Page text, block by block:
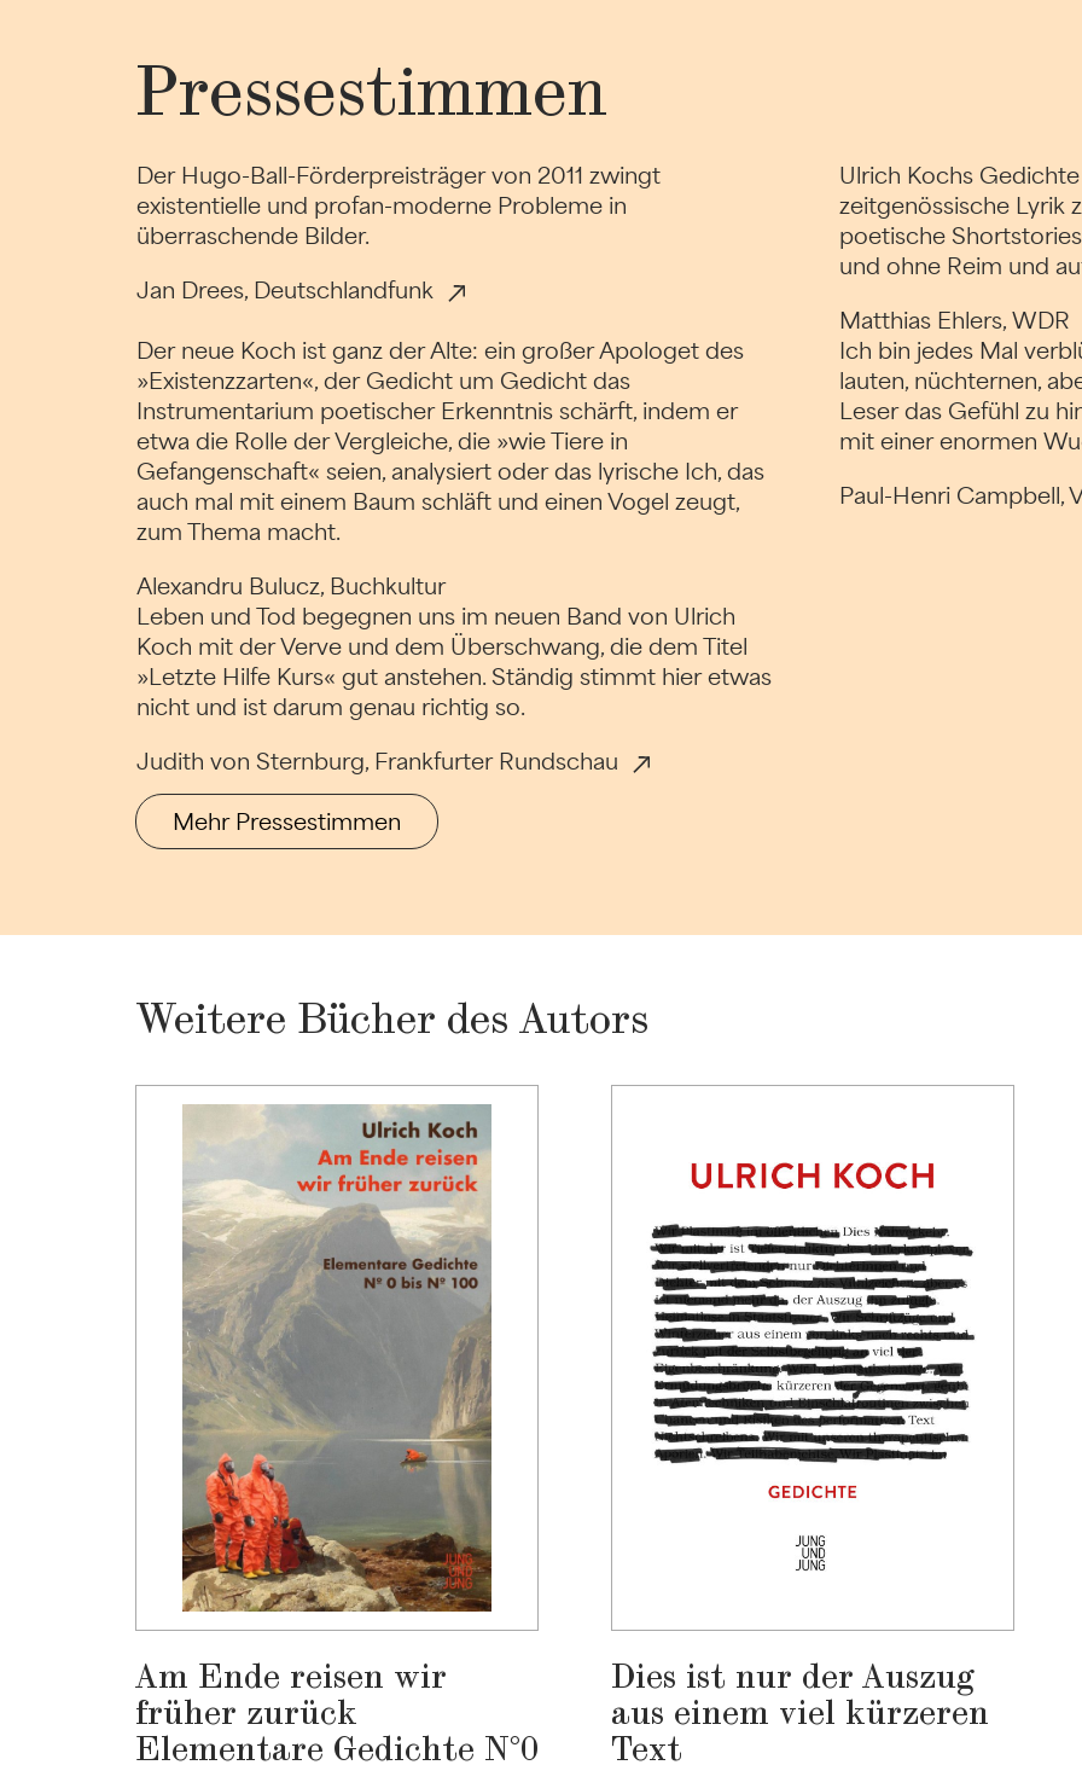
Pressestimmen
Der Hugo-Ball-Förderpreisträger von 2011 zwingt
existentielle und profan-moderne Probleme in
überraschende Bilder.
Jan Drees, Deutschlandfunk
Ulrich Kochs
zeitgenössische Lyrik
poetische
und ohne Reim und
Matthias Ehlers, WDR
Der neue Koch ist ganz der Alte: ein großer Apologet des
»Existenzzarten«, der Gedicht um Gedicht das
Instrumentarium poetischer Erkenntnis schärft, indem er
etwa die Rolle der Vergleiche, die »wie Tiere in
Gefangenschaft« seien, analysiert oder das lyrische Ich, das
auch mal mit einem Baum schläft und einen Vogel zeugt,
zum Thema macht.
Alexandru Bulucz, Buchkultur
Ich bin jedes Mal
lauten, nüchternen,
Leser das Gefühl zu
mit einer enormen
Paul-Henri Campbell,
Leben und Tod begegnen uns im neuen Band von Ulrich
Koch mit der Verve und dem Überschwang, die dem Titel
»Letzte Hilfe Kurs« gut anstehen. Ständig stimmt hier etwas
nicht und ist darum genau richtig so.
Judith von Sternburg, Frankfurter Rundschau
Mehr Pressestimmen
Weitere Bücher des Autors
Am Ende reisen wir
früher zurück
Elementare Gedichte N°0
Dies ist nur der Auszug
aus einem viel kürzeren
Text